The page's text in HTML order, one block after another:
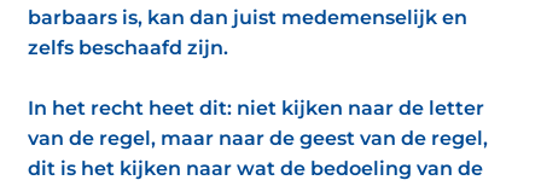
barbaars is, kan dan juist medemenselijk en
zelfs beschaafd zijn.
In het recht heet dit: niet kijken naar de letter
van de regel, maar naar de geest van de regel,
dit is het kijken naar wat de bedoeling van de